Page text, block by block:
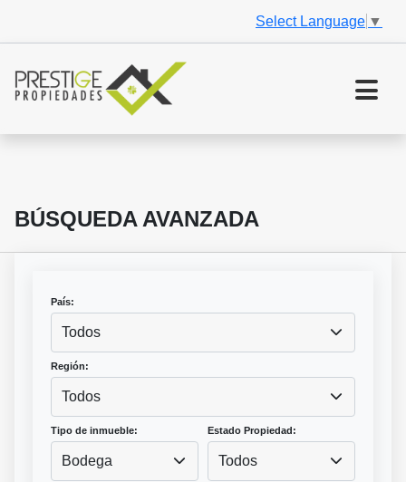
Select Language ▼
BÚSQUEDA AVANZADA
País:
Todos
Región:
Todos
Tipo de inmueble:
Bodega
Estado Propiedad:
Todos